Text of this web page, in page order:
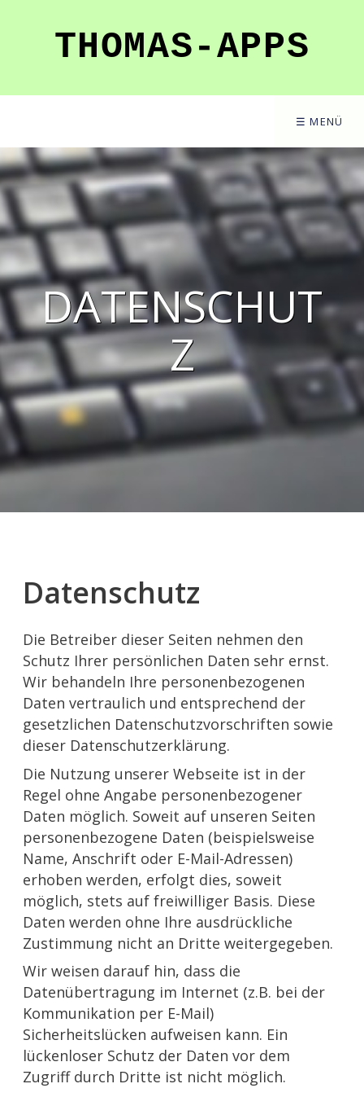
THOMAS-APPS
☰ MENÜ
DATENSCHUT
Z
Datenschutz
Die Betreiber dieser Seiten nehmen den
Schutz Ihrer persönlichen Daten sehr ernst.
Wir behandeln Ihre personenbezogenen
Daten vertraulich und entsprechend der
gesetzlichen Datenschutzvorschriften sowie
dieser Datenschutzerklärung.
Die Nutzung unserer Webseite ist in der
Regel ohne Angabe personenbezogener
Daten möglich. Soweit auf unseren Seiten
personenbezogene Daten (beispielsweise
Name, Anschrift oder E-Mail-Adressen)
erhoben werden, erfolgt dies, soweit
möglich, stets auf freiwilliger Basis. Diese
Daten werden ohne Ihre ausdrückliche
Zustimmung nicht an Dritte weitergegeben.
Wir weisen darauf hin, dass die
Datenübertragung im Internet (z.B. bei der
Kommunikation per E-Mail)
Sicherheitslücken aufweisen kann. Ein
lückenloser Schutz der Daten vor dem
Zugriff durch Dritte ist nicht möglich.